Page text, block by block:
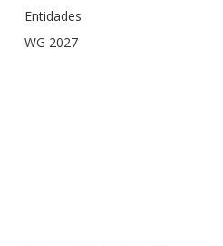
Entidades
WG 2027